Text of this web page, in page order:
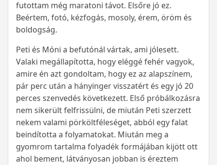
futottam még maratoni távot. Elsőre jó ez.
Beértem, fotó, kézfogás, mosoly, érem, öröm és
boldogság.
Peti és Móni a befutónál vártak, ami jólesett.
Valaki megállapította, hogy eléggé fehér vagyok,
amire én azt gondoltam, hogy ez az alapszínem,
pár perc után a hányinger visszatért és egy jó 20
perces szenvedés következett. Első próbálkozásra
nem sikerült felfrissülni, de miután Peti szerzett
nekem valami pörköltféleséget, abból egy falat
beindította a folyamatokat. Miután meg a
gyomrom tartalma folyadék formájában kijött ott
ahol bement, látványosan jobban is éreztem